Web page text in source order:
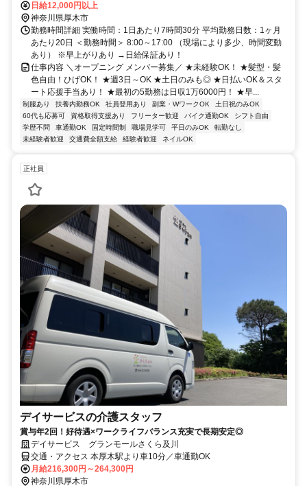
日給12,000円以上
神奈川県厚木市
勤務時間詳細 実働時間：1日あたり7時間30分 平均勤務日数：1ヶ月
あたり20日 ＜勤務時間＞ 8:00～17:00 （現場により多少、時間変動
あり） ※早上がりあり →日給保証あり！
仕事内容 ＼オープニング メンバー募集／ ★未経験OK！ ★髪型・髪
色自由！ひげOK！ ★週3日～OK ★土日のみも◎ ★日払いOK＆スタ
ート応援手当あり！ ★最初の5勤務は日収1万6000円！ ★早...
制服あり 扶養内勤務OK 社員登用あり 副業・WワークOK
土日祝のみOK
60代も応募可
資格取得支援あり フリーター歓迎 バイク通勤OK
シフト自由
学歴不問
車通勤OK 固定時間制 職場見学可 平日のみOK
転勤なし
未経験者歓迎
交通費全額支給 経験者歓迎 ネイルOK
正社員
デイサービスの介護スタッフ
賞与年2回！好待遇×ワークライフバランス充実で長期安定◎
デイサービス グランモールさくら及川
交通・アクセス 本厚木駅より車10分／車通勤OK
月給216,300円～264,300円
神奈川県厚木市